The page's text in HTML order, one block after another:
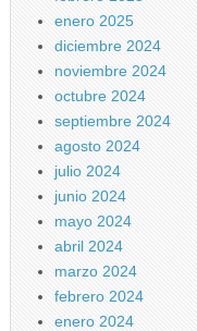
enero 2025
diciembre 2024
noviembre 2024
octubre 2024
septiembre 2024
agosto 2024
julio 2024
junio 2024
mayo 2024
abril 2024
marzo 2024
febrero 2024
enero 2024